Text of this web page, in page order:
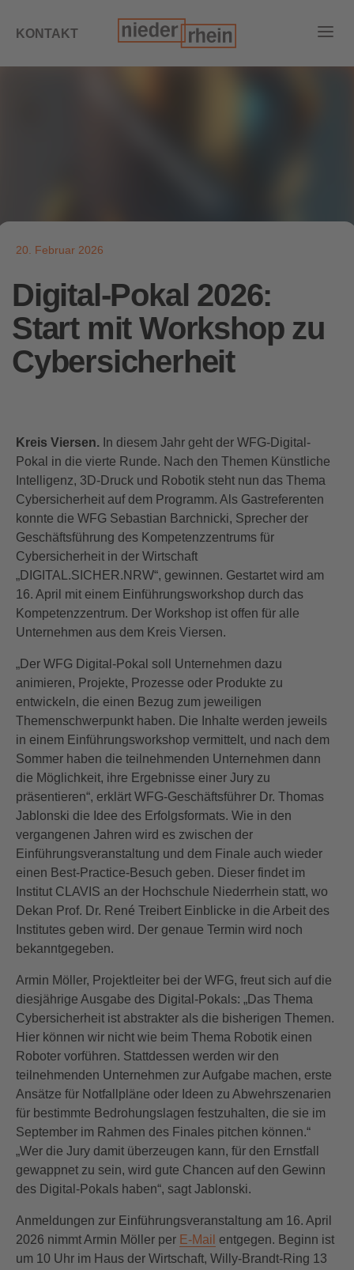
KONTAKT
20. Februar 2026
Digital-Pokal 2026:
Start mit Workshop zu
Cybersicherheit
Kreis Viersen. In diesem Jahr geht der WFG-Digital-
Pokal in die vierte Runde. Nach den Themen Künstliche
Intelligenz, 3D-Druck und Robotik steht nun das Thema
Cybersicherheit auf dem Programm. Als Gastreferenten
konnte die WFG Sebastian Barchnicki, Sprecher der
Geschäftsführung des Kompetenzzentrums für
Cybersicherheit in der Wirtschaft
„DIGITAL.SICHER.NRW“, gewinnen. Gestartet wird am
16. April mit einem Einführungsworkshop durch das
Kompetenzzentrum. Der Workshop ist offen für alle
Unternehmen aus dem Kreis Viersen.
„Der WFG Digital-Pokal soll Unternehmen dazu
animieren, Projekte, Prozesse oder Produkte zu
entwickeln, die einen Bezug zum jeweiligen
Themenschwerpunkt haben. Die Inhalte werden jeweils
in einem Einführungsworkshop vermittelt, und nach dem
Sommer haben die teilnehmenden Unternehmen dann
die Möglichkeit, ihre Ergebnisse einer Jury zu
präsentieren“, erklärt WFG-Geschäftsführer Dr. Thomas
Jablonski die Idee des Erfolgsformats. Wie in den
vergangenen Jahren wird es zwischen der
Einführungsveranstaltung und dem Finale auch wieder
einen Best-Practice-Besuch geben. Dieser findet im
Institut CLAVIS an der Hochschule Niederrhein statt, wo
Dekan Prof. Dr. René Treibert Einblicke in die Arbeit des
Institutes geben wird. Der genaue Termin wird noch
bekanntgegeben.
Armin Möller, Projektleiter bei der WFG, freut sich auf die
diesjährige Ausgabe des Digital-Pokals: „Das Thema
Cybersicherheit ist abstrakter als die bisherigen Themen.
Hier können wir nicht wie beim Thema Robotik einen
Roboter vorführen. Stattdessen werden wir den
teilnehmenden Unternehmen zur Aufgabe machen, erste
Ansätze für Notfallpläne oder Ideen zu Abwehrszenarien
für bestimmte Bedrohungslagen festzuhalten, die sie im
September im Rahmen des Finales pitchen können.“
„Wer die Jury damit überzeugen kann, für den Ernstfall
gewappnet zu sein, wird gute Chancen auf den Gewinn
des Digital-Pokals haben“, sagt Jablonski.
Anmeldungen zur Einführungsveranstaltung am 16. April
2026 nimmt Armin Möller per E-Mail entgegen. Beginn ist
um 10 Uhr im Haus der Wirtschaft, Willy-Brandt-Ring 13